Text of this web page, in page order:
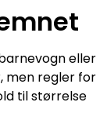
eller
men regler for
til størrelse